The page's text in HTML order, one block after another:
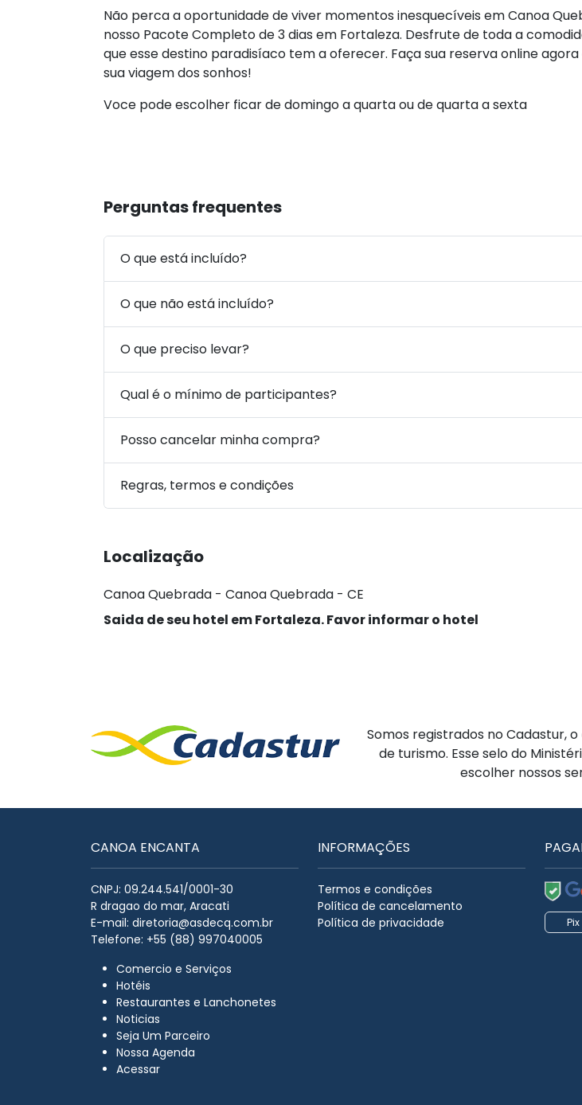
Não perca a oportunidade de viver momentos inesquecíveis em Canoa
nosso Pacote Completo de 3 dias em Fortaleza. Desfrute de toda a
que esse destino paradisíaco tem a oferecer. Faça sua reserva online
sua viagem dos sonhos!
Voce pode escolher ficar de domingo a quarta ou de quarta a sexta
Perguntas frequentes
O que está incluído?
O que não está incluído?
O que preciso levar?
Qual é o mínimo de participantes?
Posso cancelar minha compra?
Regras, termos e condições
Localização
Canoa Quebrada - Canoa Quebrada - CE
Saida de seu hotel em Fortaleza. Favor informar o hotel
Somos registrados no Cadastur, o
de turismo. Esse selo do
escolher nossos
CANOA ENCANTA
CNPJ: 09.244.541/0001-30
R dragao do mar, Aracati
E-mail: diretoria@asdecq.com.br
Telefone: +55 (88) 997040005
Comercio e Serviços
Hotéis
Restaurantes e Lanchonetes
Noticias
Seja Um Parceiro
Nossa Agenda
Acessar
INFORMAÇÕES
Termos e condições
Política de cancelamento
Política de privacidade
Pix